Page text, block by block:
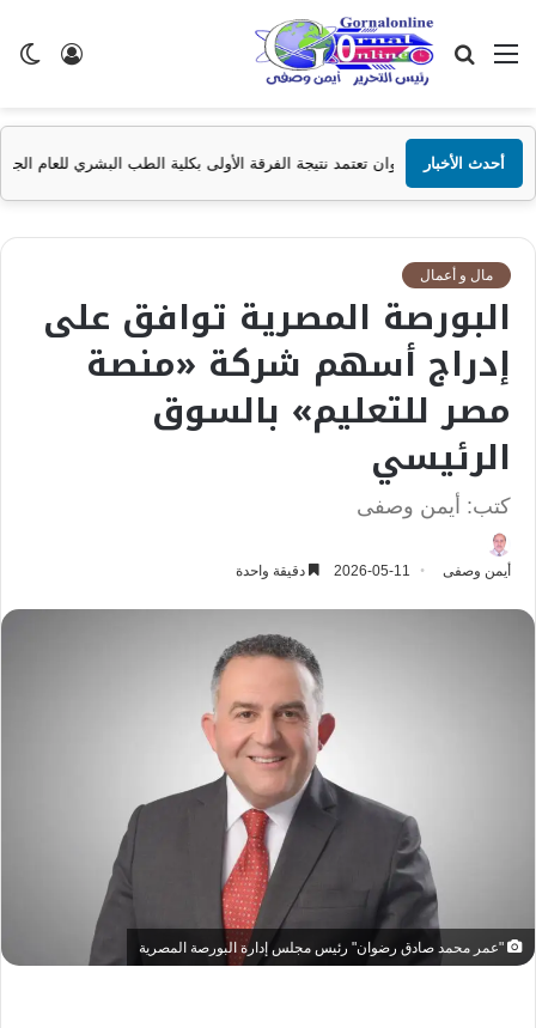
تسجيل
القائمة بحث
عن
أحدث الأخبار
أسوان تعتمد نتيجة الفرقة الأولى بكلية الطب البشري للعام الجامعي 2025/2026
مال و أعمال
البورصة المصرية توافق على
إدراج أسهم شركة «منصة
مصر للتعليم» بالسوق
الرئيسي
كتب: أيمن وصفى
أيمن وصفى 2026-05-11 دقيقة واحدة
"عمر محمد صادق رضوان" رئيس مجلس إدارة البورصة المصرية